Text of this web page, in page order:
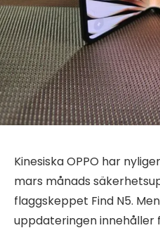
Kinesiska OPPO har
mars månads
flaggskeppet Find N5.
uppdateringen innehåller